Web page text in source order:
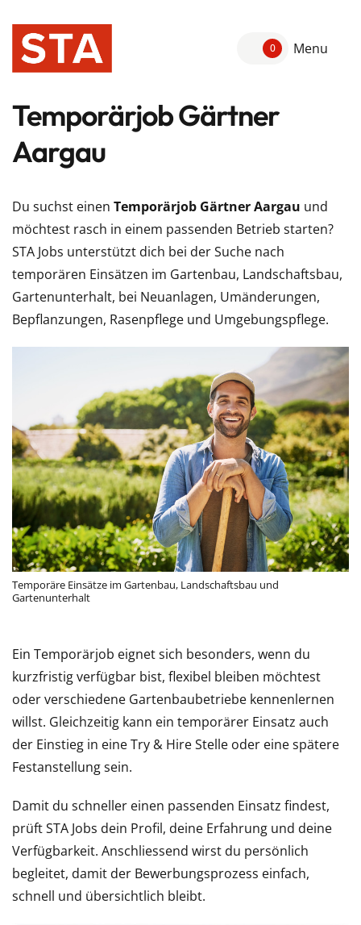
0 Menu
Temporärjob Gärtner
Aargau
Du suchst einen Temporärjob Gärtner Aargau und
möchtest rasch in einem passenden Betrieb starten?
STA Jobs unterstützt dich bei der Suche nach
temporären Einsätzen im Gartenbau, Landschaftsbau,
Gartenunterhalt, bei Neuanlagen, Umänderungen,
Bepflanzungen, Rasenpflege und Umgebungspflege.
Temporäre Einsätze im Gartenbau, Landschaftsbau und
Gartenunterhalt
Ein Temporärjob eignet sich besonders, wenn du
kurzfristig verfügbar bist, flexibel bleiben möchtest
oder verschiedene Gartenbaubetriebe kennenlernen
willst. Gleichzeitig kann ein temporärer Einsatz auch
der Einstieg in eine Try & Hire Stelle oder eine spätere
Festanstellung sein.
Damit du schneller einen passenden Einsatz findest,
prüft STA Jobs dein Profil, deine Erfahrung und deine
Verfügbarkeit. Anschliessend wirst du persönlich
begleitet, damit der Bewerbungsprozess einfach,
schnell und übersichtlich bleibt.